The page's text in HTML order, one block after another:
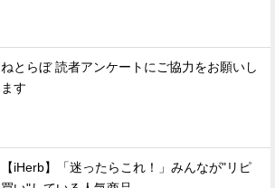
ねとらぼ 読者アンケートにご協力をお願いし
ます
【iHerb】「迷ったらこれ！」みんなが"リピ